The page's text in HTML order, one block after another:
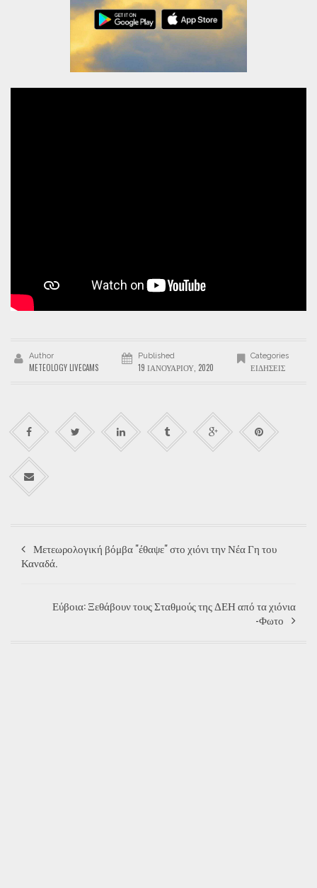
Author
METEOLOGY LIVECAMS
Published
19 ΙΑΝΟΥΑΡΊΟΥ, 2020
Categories
ΕΙΔΉΣΕΙΣ
Μετεωρολογική βόμβα "έθαψε" στο χιόνι την Νέα Γη του
Καναδά.
Εύβοια: Ξεθάβουν τους Σταθμούς της ΔΕΗ από τα χιόνια
-Φωτο